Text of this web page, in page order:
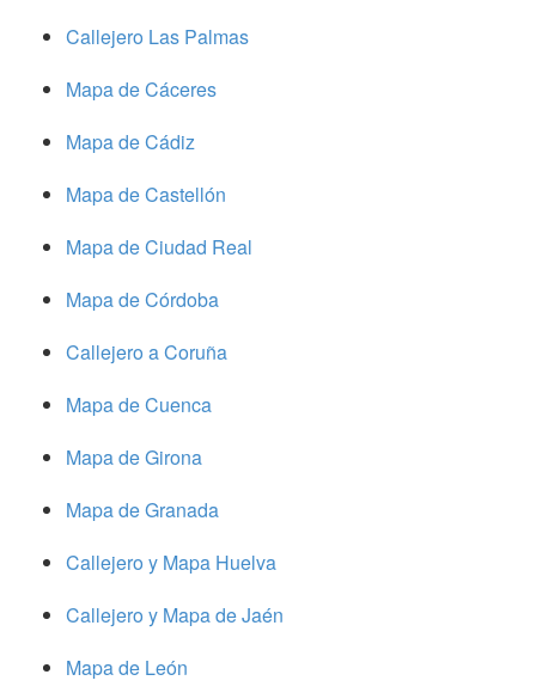
Callejero Las Palmas
Mapa de Cáceres
Mapa de Cádiz
Mapa de Castellón
Mapa de Ciudad Real
Mapa de Córdoba
Callejero a Coruña
Mapa de Cuenca
Mapa de Girona
Mapa de Granada
Callejero y Mapa Huelva
Callejero y Mapa de Jaén
Mapa de León